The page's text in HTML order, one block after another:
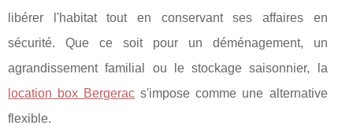
libérer l'habitat tout en conservant ses affaires en
sécurité. Que ce soit pour un déménagement, un
agrandissement familial ou le stockage saisonnier, la
location box Bergerac s'impose comme une alternative
flexible.